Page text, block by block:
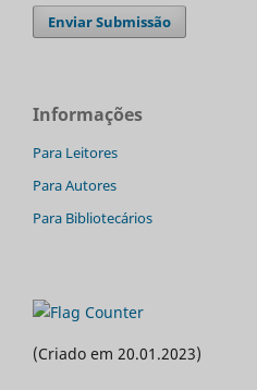
Enviar Submissão
Informações
Para Leitores
Para Autores
Para Bibliotecários
(Criado em 20.01.2023)